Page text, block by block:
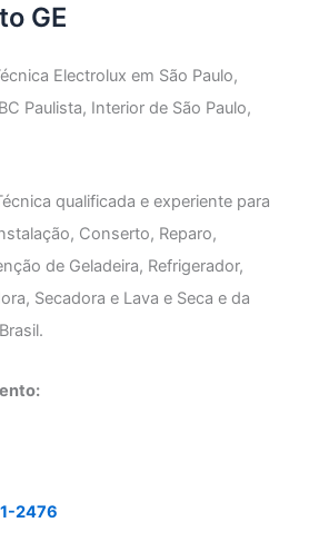
GE
Electrolux em São Paulo,
Paulista, Interior de São Paulo,
qualificada e experiente para
Conserto, Reparo,
de Geladeira, Refrigerador,
Secadora e Lava e Seca e da
2476